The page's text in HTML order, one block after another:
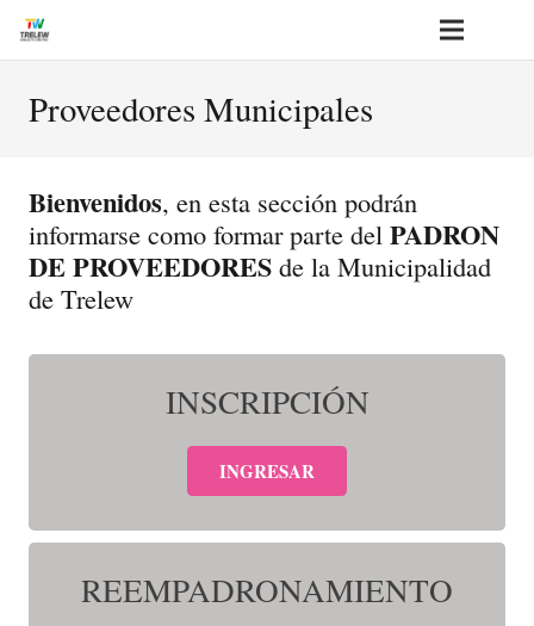
Proveedores Municipales
Bienvenidos, en esta sección podrán
informarse como formar parte del PADRON
DE PROVEEDORES de la Municipalidad
de Trelew
INSCRIPCIÓN
INGRESAR
REEMPADRONAMIENTO